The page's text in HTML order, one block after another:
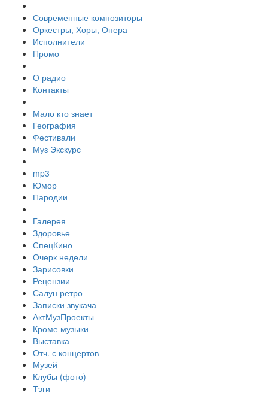
Современные композиторы
Оркестры, Хоры, Опера
Исполнители
Промо
О радио
Контакты
Мало кто знает
География
Фестивали
Муз Экскурс
mp3
Юмор
Пародии
Галерея
Здоровье
СпецКино
Очерк недели
Зарисовки
Рецензии
Салун ретро
Записки звукача
АктМузПроекты
Кроме музыки
Выставка
Отч. с концертов
Музей
Клубы (фото)
Тэги